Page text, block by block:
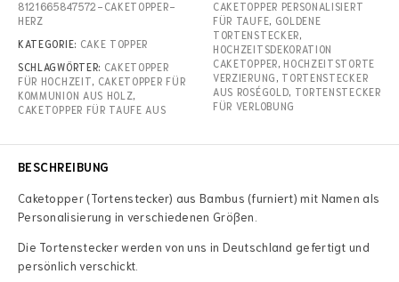
8121665847572-CAKETOPPER-
HERZ
KATEGORIE: CAKE TOPPER
SCHLAGWÖRTER: CAKETOPPER
FÜR HOCHZEIT, CAKETOPPER FÜR
KOMMUNION AUS HOLZ,
CAKETOPPER FÜR TAUFE AUS
CAKETOPPER PERSONALISIERT
FÜR TAUFE, GOLDENE
TORTENSTECKER,
HOCHZEITSDEKORATION
CAKETOPPER, HOCHZEITSTORTE
VERZIERUNG , TORTENSTECKER
AUS ROSÉGOLD, TORTENSTECKER
FÜR VERLOBUNG
BESCHREIBUNG
Caketopper (Tortenstecker) aus Bambus (furniert) mit Namen als
Personalisierung in verschiedenen Größen.
Die Tortenstecker werden von uns in Deutschland gefertigt und
persönlich verschickt.